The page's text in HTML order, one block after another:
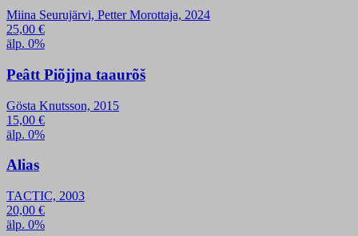
Miina Seurujärvi, Petter Morottaja, 2024
25,00 €
älp. 0%
Peâtt Piõjjna taaurõš
Gösta Knutsson, 2015
15,00 €
älp. 0%
Alias
TACTIC, 2003
20,00 €
älp. 0%